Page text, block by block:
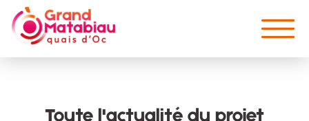
Aller au contenu principal
Toute l'actualité du projet